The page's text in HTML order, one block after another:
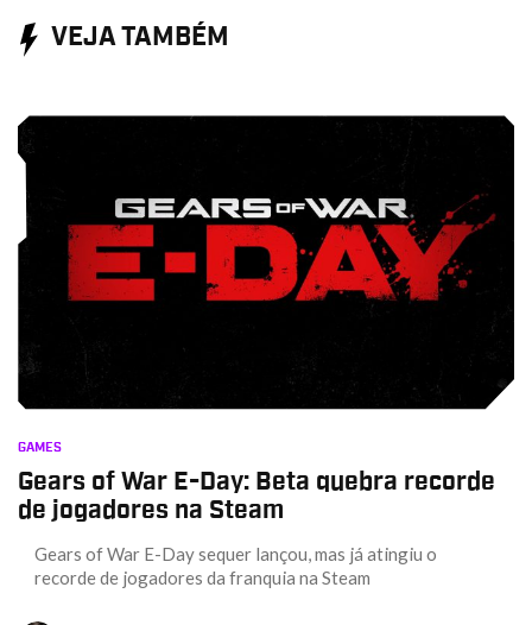
VEJA TAMBÉM
GAMES
Gears of War E-Day: Beta quebra recorde
de jogadores na Steam
Gears of War E-Day sequer lançou, mas já atingiu o
recorde de jogadores da franquia na Steam